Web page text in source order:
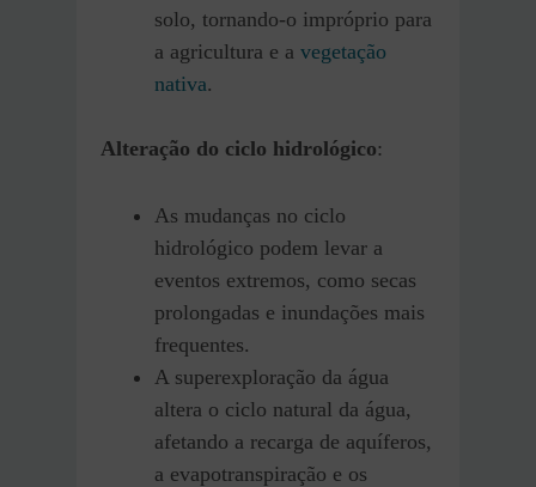
solo, tornando-o impróprio para
a agricultura e a vegetação
nativa.
Alteração do ciclo hidrológico:
As mudanças no ciclo
hidrológico podem levar a
eventos extremos, como secas
prolongadas e inundações mais
frequentes.
A superexploração da água
altera o ciclo natural da água,
afetando a recarga de aquíferos,
a evapotranspiração e os